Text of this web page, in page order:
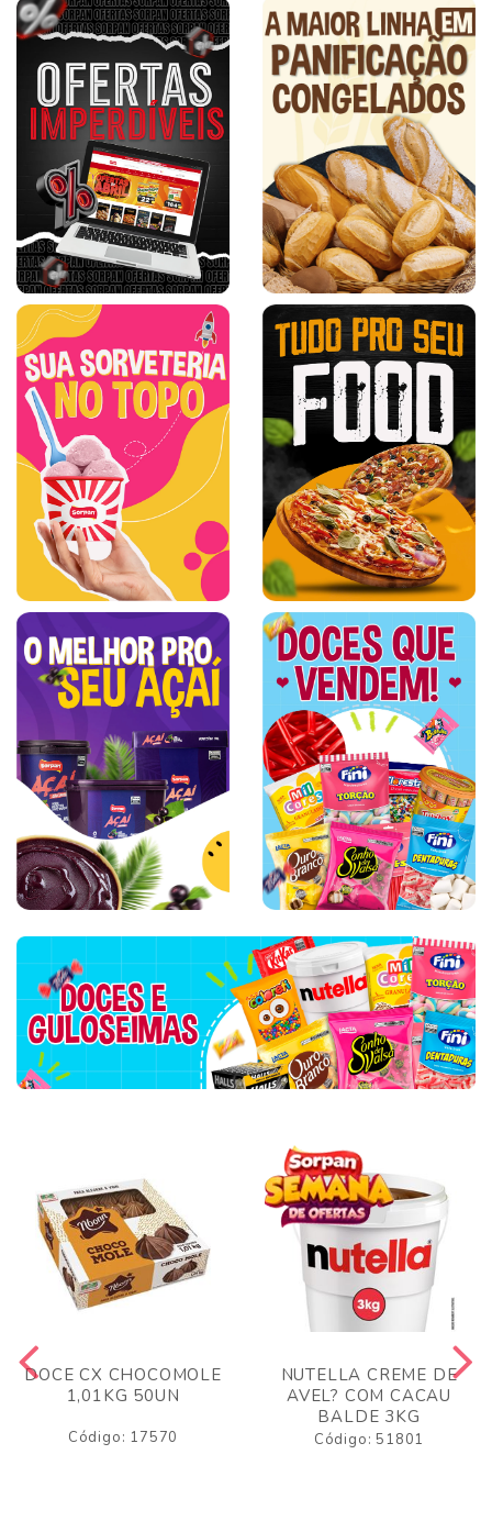
DOCE CX CHOCOMOLE
1,01KG 50UN
Código: 17570
NUTELLA CREME DE
AVEL? COM CACAU
BALDE 3KG
Código: 51801